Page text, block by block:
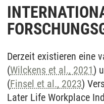
Derzeit existieren eine
(Wilckens et al., 2021)
(Finsel et al., 2023)
Later Life Workplace